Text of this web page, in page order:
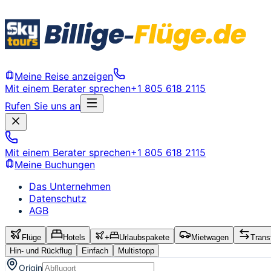
Meine Reise anzeigen
Mit einem Berater sprechen+1 805 618 2115
Rufen Sie uns an
Mit einem Berater sprechen+1 805 618 2115
Meine Buchungen
Das Unternehmen
Datenschutz
AGB
Flüge Hotels + Urlaubspakete Mietwagen
Hin- und Rückflug
Einfach Multistopp
Origin